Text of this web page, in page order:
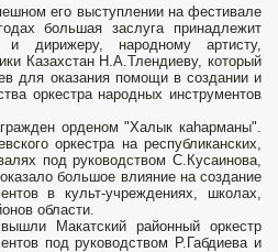
его выступлении на фестивале
большая заслуга принадлежит
и дирижеру, народному артисту,
Казахстан Н.А.Тлендиеву, который
для оказания помощи в создании и
оркестра народных инструментов
орденом "Халык каhарманы".
оркестра на республиканских,
под руководством С.Кусаинова,
большое влияние на создание
в культ-учреждениях, школах,
области.
Макатский районный оркестр
под руководством Р.Габдиева и